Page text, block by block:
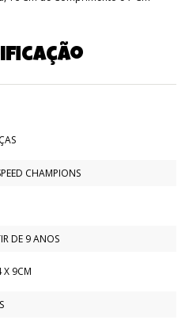
CHAMPIONS
DE 9 ANOS
X 9CM